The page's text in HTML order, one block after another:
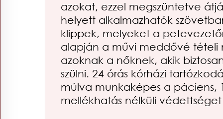
azokat, ezzel megszüntetve
helyett alkalmazhatók
klippek, melyeket a
alapján a művi meddővé tételi
azoknak a nőknek, akik
szülni. 24 órás kórházi
múlva munkaképes a páciens,
mellékhatás nélküli védettséget